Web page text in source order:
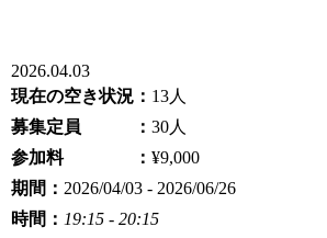
2026.04.03
現在の空き状況： 13人
募集定員 ：30人
参加料 ：¥9,000
期間： 2026/04/03 - 2026/06/26
時間： 19:15 - 20:15